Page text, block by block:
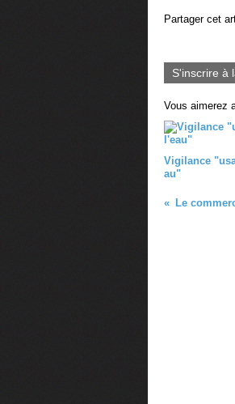
Partager cet
S'inscrire à
Vous aimerez
Vigilance
au"
Le